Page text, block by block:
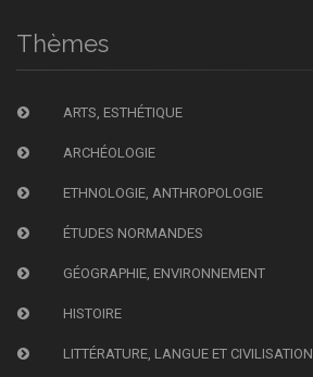
Thèmes
ARTS, ESTHÉTIQUE
ARCHÉOLOGIE
ETHNOLOGIE, ANTHROPOLOGIE
ÉTUDES NORMANDES
GÉOGRAPHIE, ENVIRONNEMENT
HISTOIRE
LITTÉRATURE, LANGUE ET CIVILISATION